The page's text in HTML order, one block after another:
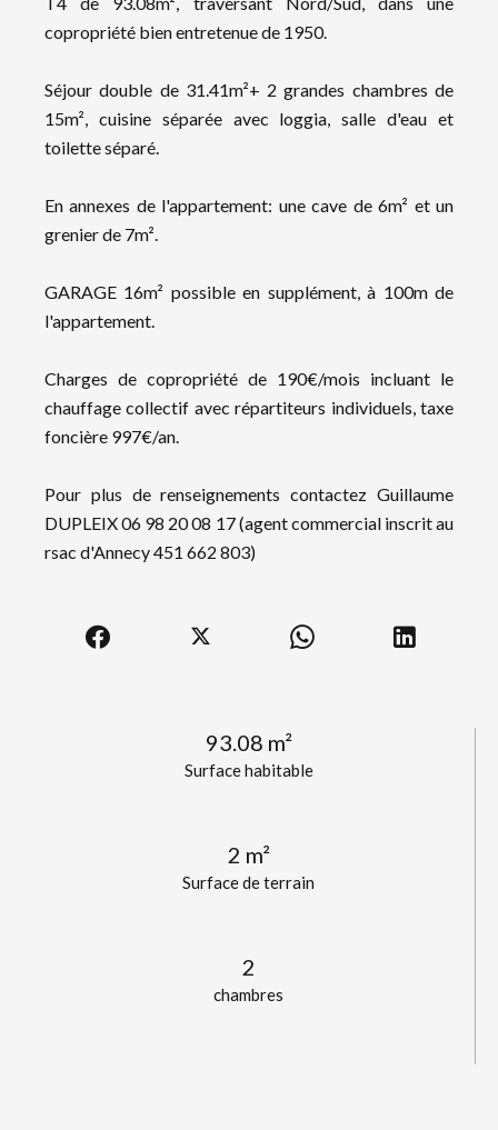
Surface habitable
93.08 m²
Surface de terrain
2 m²
chambres
2
copropriété bien entretenue de 1950.
Séjour double de 31.41m²+ 2 grandes chambres de
15m², cuisine séparée avec loggia, salle d'eau et
toilette séparé.
En annexes de l'appartement: une cave de 6m² et un
grenier de 7m².
GARAGE 16m² possible en supplément, à 100m de
l'appartement.
Charges de copropriété de 190€/mois incluant le
chauffage collectif avec répartiteurs individuels, taxe
foncière 997€/an.
Pour plus de renseignements contactez Guillaume
DUPLEIX 06 98 20 08 17 (agent commercial inscrit au
rsac d'Annecy 451 662 803)